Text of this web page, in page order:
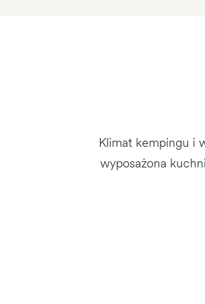
Klimat kempingu i
wyposażona